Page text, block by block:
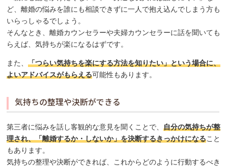
ど、離婚の悩みを誰にも相談できずに一人で抱え込んでしまう方も
いらっしゃるでしょう。
そんなとき、離婚カウンセラーや夫婦カウンセラーに話を聞いても
らえば、気持ちが楽になるはずです。
また、「つらい気持ちを楽にする方法を知りたい」という場合に、
よいアドバイスがもらえる可能性もあります。
気持ちの整理や決断ができる
第三者に悩みを話し客観的な意見を聞くことで、自分の気持ちが整
理され、「離婚するか・しないか」を決断するきっかけになること
もあります。
気持ちの整理や決断ができれば、これからどのように行動するべき